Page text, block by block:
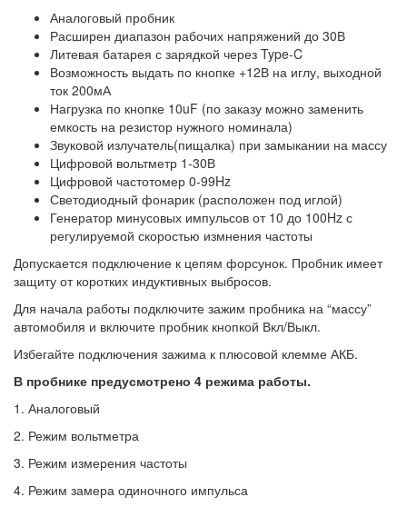
Аналоговый пробник
Расширен диапазон рабочих напряжений до 30В
Литевая батарея с зарядкой через Type-C
Возможность выдать по кнопке +12В на иглу, выходной
ток 200мА
Нагрузка по кнопке 10uF (по заказу можно заменить
емкость на резистор нужного номинала)
Звуковой излучатель(пищалка) при замыкании на массу
Цифровой вольтметр 1-30В
Цифровой частотомер 0-99Hz
Светодиодный фонарик (расположен под иглой)
Генератор минусовых импульсов от 10 до 100Hz с
регулируемой скоростью измнения частоты
Допускается подключение к цепям форсунок. Пробник имеет
защиту от коротких индуктивных выбросов.
Для начала работы подключите зажим пробника на “массу”
автомобиля и включите пробник кнопкой Вкл/Выкл.
Избегайте подключения зажима к плюсовой клемме АКБ.
В пробнике предусмотрено 4 режима работы.
1. Аналоговый
2. Режим вольтметра
3. Режим измерения частоты
4. Режим замера одиночного импульса